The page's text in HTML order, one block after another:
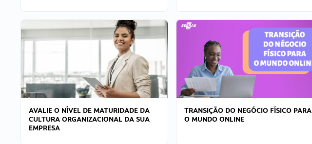
AVALIE O NÍVEL DE MATURIDADE DA
CULTURA ORGANIZACIONAL DA SUA
EMPRESA
TRANSIÇÃO DO NEGÓCIO FÍSICO PARA
O MUNDO ONLINE